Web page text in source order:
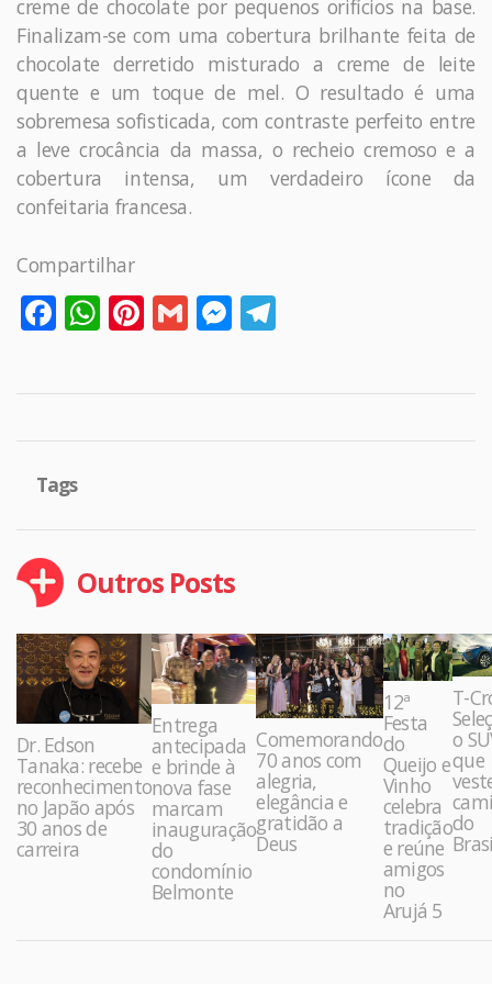
creme de chocolate por pequenos orifícios na base.
Finalizam-se com uma cobertura brilhante feita de
chocolate derretido misturado a creme de leite
quente e um toque de mel. O resultado é uma
sobremesa sofisticada, com contraste perfeito entre
a leve crocância da massa, o recheio cremoso e a
cobertura intensa, um verdadeiro ícone da
confeitaria francesa.
Compartilhar
Facebook
WhatsApp
Pinterest
GmailMessenger
Tags
Outros Posts
Dr. Edson
Tanaka: recebe
reconhecimento
no Japão após
30 anos de
carreira
Entrega
antecipada
e brinde à
nova fase
marcam
inauguração
do
condomínio
Belmonte
Comemorando
70 anos com
alegria,
elegância e
gratidão a
Deus
12ª
Festa
do
Queijo e
Vinho
celebra
tradição
e reúne
amigos
no
Arujá 5
T-
o
que
do